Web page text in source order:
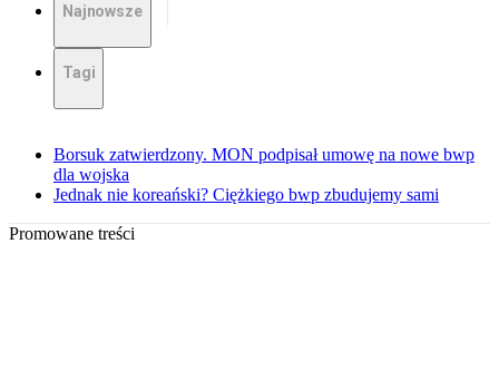
Najnowsze
Tagi
Borsuk zatwierdzony. MON podpisał umowę na nowe bwp
dla wojska
Jednak nie koreański? Ciężkiego bwp zbudujemy sami
Promowane treści